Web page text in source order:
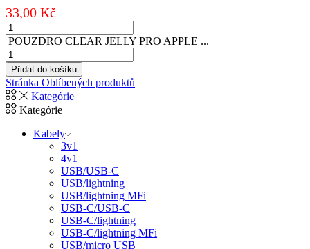
33,00 Kč
POUZDRO
CLEAR
JELLY
PRO
SAMSUNG
A025
GALAXY
A02s
množství
POUZDRO CLEAR JELLY PRO APPLE ...
POUZDRO
CLEAR
JELLY
PRO
APPLE
IPHONE
PRO
TRANSPARENTNÍ
Přidat do košíku
Stránka Oblíbených produktů
Kategórie
Kategórie
Kabely
3v1
4v1
USB/USB-C
USB/lightning
USB/lightning MFi
USB-C/USB-C
USB-C/lightning
USB-C/lightning MFi
USB/micro USB